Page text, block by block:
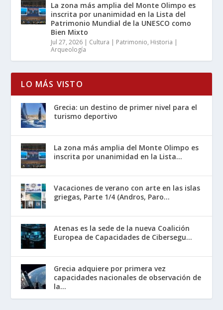
La zona más amplia del Monte Olimpo es
inscrita por unanimidad en la Lista del
Patrimonio Mundial de la UNESCO como
Bien Mixto
Jul 27, 2026 | Cultura | Patrimonio, Historia |
Arqueología
LO MÁS VISTO
Grecia: un destino de primer nivel para el
turismo deportivo
La zona más amplia del Monte Olimpo es
inscrita por unanimidad en la Lista...
Vacaciones de verano con arte en las islas
griegas, Parte 1/4 (Andros, Paro...
Atenas es la sede de la nueva Coalición
Europea de Capacidades de Cibersegu...
Grecia adquiere por primera vez
capacidades nacionales de observación de
la...